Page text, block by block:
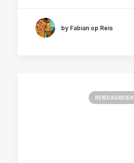
by Fabian op Reis
REISDAGBOEK